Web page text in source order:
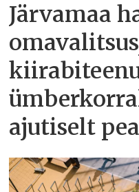
Järvamaa
ajutiselt